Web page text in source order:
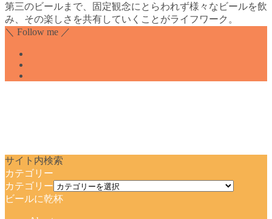
第三のビールまで、固定観念にとらわれず様々なビールを飲
み、その楽しさを共有していくことがライフワーク。
＼ Follow me ／
サイト内検索
カテゴリー
カテゴリー
ビールに乾杯